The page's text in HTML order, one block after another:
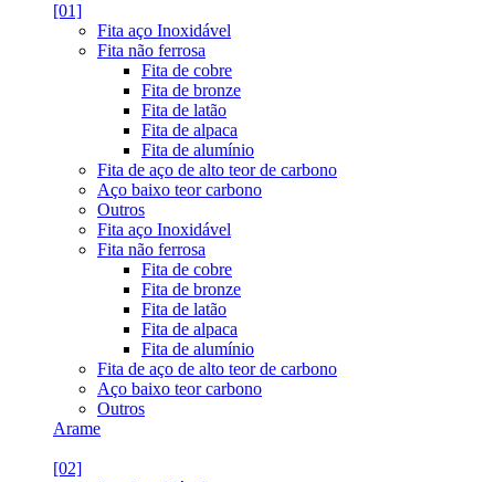
[01]
Fita aço Inoxidável
Fita não ferrosa
Fita de cobre
Fita de bronze
Fita de latão
Fita de alpaca
Fita de alumínio
Fita de aço de alto teor de carbono
Aço baixo teor carbono
Outros
Fita aço Inoxidável
Fita não ferrosa
Fita de cobre
Fita de bronze
Fita de latão
Fita de alpaca
Fita de alumínio
Fita de aço de alto teor de carbono
Aço baixo teor carbono
Outros
Arame
[02]